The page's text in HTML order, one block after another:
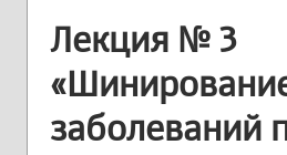
Лекция № 3
заболеваний